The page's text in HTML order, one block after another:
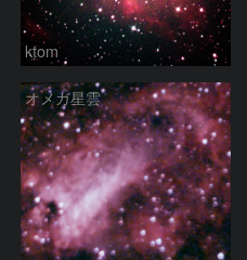
ktom
オメガ星雲